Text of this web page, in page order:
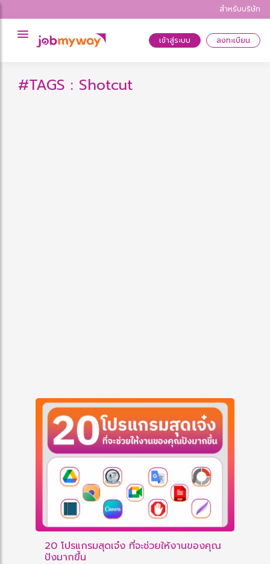
สำหรับบริษัท
เข้าสู่ระบบ ลงทะเบียน
#TAGS : Shotcut
20 โปรแกรมสุดเจ๋ง ที่จะช่วยให้งานของคุณ
ปังมากขึ้น